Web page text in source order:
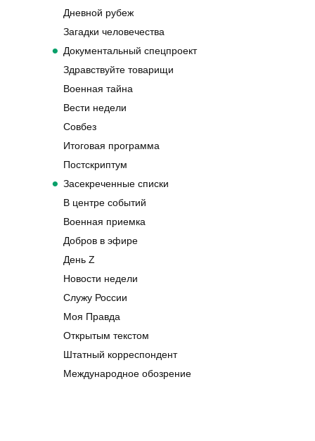
Дневной рубеж
Загадки человечества
Документальный спецпроект
Здравствуйте товарищи
Военная тайна
Вести недели
Совбез
Итоговая программа
Постскриптум
Засекреченные списки
В центре событий
Военная приемка
Добров в эфире
День Z
Новости недели
Служу России
Моя Правда
Открытым текстом
Штатный корреспондент
Международное обозрение